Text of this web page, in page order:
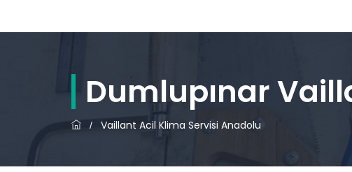
Dumlupınar
/ Vaillant Acil Klima Servisi Anadolu